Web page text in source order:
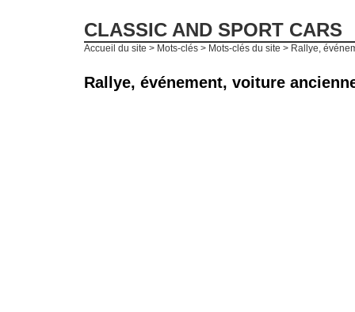
CLASSIC AND SPORT CARS
Accueil du site > Mots-clés > Mots-clés du site > Rallye,
Rallye, événement, voiture